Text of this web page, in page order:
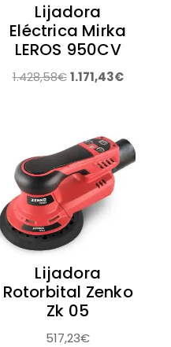
Lijadora
Eléctrica Mirka
LEROS 950CV
1.428,58€ El
era:
1.428,58€.
1.171,43€El
es:
Lijadora
Rotorbital Zenko
Zk 05
517,23€